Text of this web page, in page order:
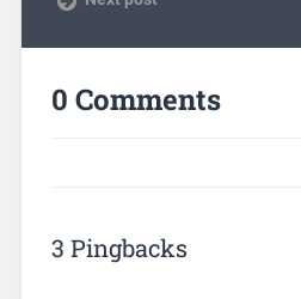
0 Comments
3 Pingbacks